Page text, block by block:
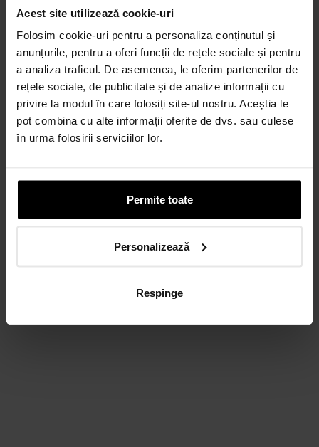
Acest site utilizează cookie-uri
Folosim cookie-uri pentru a personaliza conținutul și
anunțurile, pentru a oferi funcții de rețele sociale și pentru
a analiza traficul. De asemenea, le oferim partenerilor de
rețele sociale, de publicitate și de analize informații cu
privire la modul în care folosiți site-ul nostru. Aceștia le
pot combina cu alte informații oferite de dvs. sau culese
în urma folosirii serviciilor lor.
Permite toate
Personalizează
Respinge